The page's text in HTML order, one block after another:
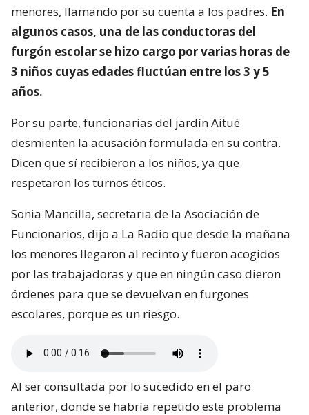
menores, llamando por su cuenta a los padres. En
algunos casos, una de las conductoras del
furgón escolar se hizo cargo por varias horas de
3 niños cuyas edades fluctúan entre los 3 y 5
años.
Por su parte, funcionarias del jardín Aitué
desmienten la acusación formulada en su contra.
Dicen que sí recibieron a los niños, ya que
respetaron los turnos éticos.
Sonia Mancilla, secretaria de la Asociación de
Funcionarios, dijo a La Radio que desde la mañana
los menores llegaron al recinto y fueron acogidos
por las trabajadoras y que en ningún caso dieron
órdenes para que se devuelvan en furgones
escolares, porque es un riesgo.
Al ser consultada por lo sucedido en el paro
anterior, donde se habría repetido este problema